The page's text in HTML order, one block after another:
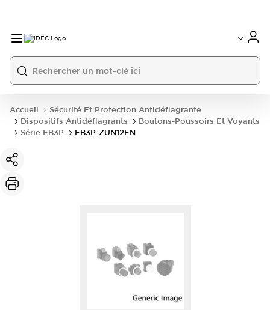
Accueil
Sécurité Et Protection Antidéflagrante
Dispositifs Antidéflagrants
Boutons-Poussoirs Et Voyants
Série EB3P
EB3P-ZUN12FN